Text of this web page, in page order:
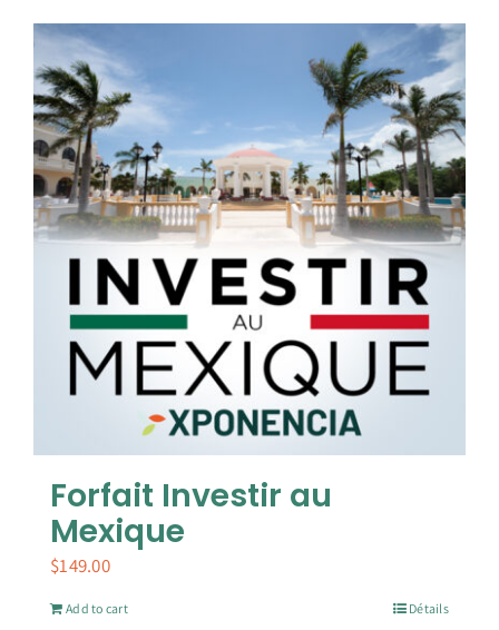
Forfait Investir au
Mexique
$149.00
Add to cart Détails